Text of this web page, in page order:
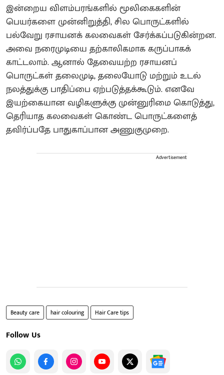
இன்றைய விளம்பரங்களில் மூலிகைகளின்
பெயர்களை முன்னிறுத்தி, சில பொருட்களில்
பல்வேறு ரசாயனக் கலவைகள் சேர்க்கப்படுகின்றன.
அவை நரைமுடியை தற்காலிகமாக கருப்பாகக்
காட்டலாம். ஆனால் தேவையற்ற ரசாயனப்
பொருட்கள் தலைமுடி, தலையோடு மற்றும் உடல்
நலத்துக்கு பாதிப்பை ஏற்படுத்தக்கூடும். எனவே
இயற்கையான வழிகளுக்கு முன்னுரிமை கொடுத்து,
தெரியாத கலவைகள் கொண்ட பொருட்களைத்
தவிர்ப்பதே பாதுகாப்பான அணுகுமுறை.
Advertisement
Beauty care hair colouring Hair Care tips
Follow Us